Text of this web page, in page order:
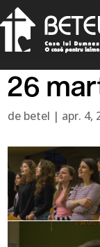
26
de betel | apr. 4,